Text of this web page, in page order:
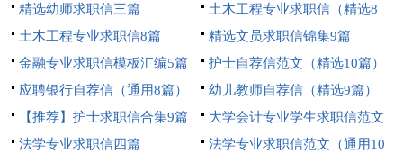
精选幼师求职信三篇
土木工程专业求职信（精选8
篇）
土木工程专业求职信8篇
精选文员求职信锦集9篇
金融专业求职信模板汇编5篇
护士自荐信范文（精选10篇）
应聘银行自荐信（通用8篇）
幼儿教师自荐信（精选9篇）
【推荐】护士求职信合集9篇
大学会计专业学生求职信范文
（通用10篇）
法学专业求职信四篇 法学专业求职信范文（通用10